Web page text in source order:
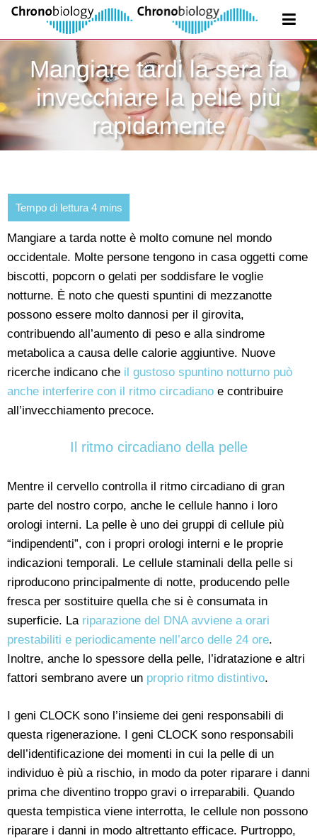
Mangiare tardi la sera fa
invecchiare la pelle più
rapidamente
Mangiare a tarda notte è molto comune nel mondo
occidentale. Molte persone tengono in casa oggetti come
biscotti, popcorn o gelati per soddisfare le voglie
notturne. È noto che questi spuntini di mezzanotte
possono essere molto dannosi per il girovita,
contribuendo all’aumento di peso e alla sindrome
metabolica a causa delle calorie aggiuntive. Nuove
ricerche indicano che il gustoso spuntino notturno può
anche interferire con il ritmo circadiano e contribuire
all’invecchiamento precoce.
Il ritmo circadiano della pelle
Mentre il cervello controlla il ritmo circadiano di gran
parte del nostro corpo, anche le cellule hanno i loro
orologi interni. La pelle è uno dei gruppi di cellule più
“indipendenti”, con i propri orologi interni e le proprie
indicazioni temporali. Le cellule staminali della pelle si
riproducono principalmente di notte, producendo pelle
fresca per sostituire quella che si è consumata in
superficie. La riparazione del DNA avviene a orari
prestabiliti e periodicamente nell’arco delle 24 ore.
Inoltre, anche lo spessore della pelle, l’idratazione e altri
fattori sembrano avere un proprio ritmo distintivo.
I geni CLOCK sono l’insieme dei geni responsabili di
questa rigenerazione. I geni CLOCK sono responsabili
dell’identificazione dei momenti in cui la pelle di un
individuo è più a rischio, in modo da poter riparare i danni
prima che diventino troppo gravi o irreparabili. Quando
questa tempistica viene interrotta, le cellule non possono
riparare i danni in modo altrettanto efficace. Purtroppo,